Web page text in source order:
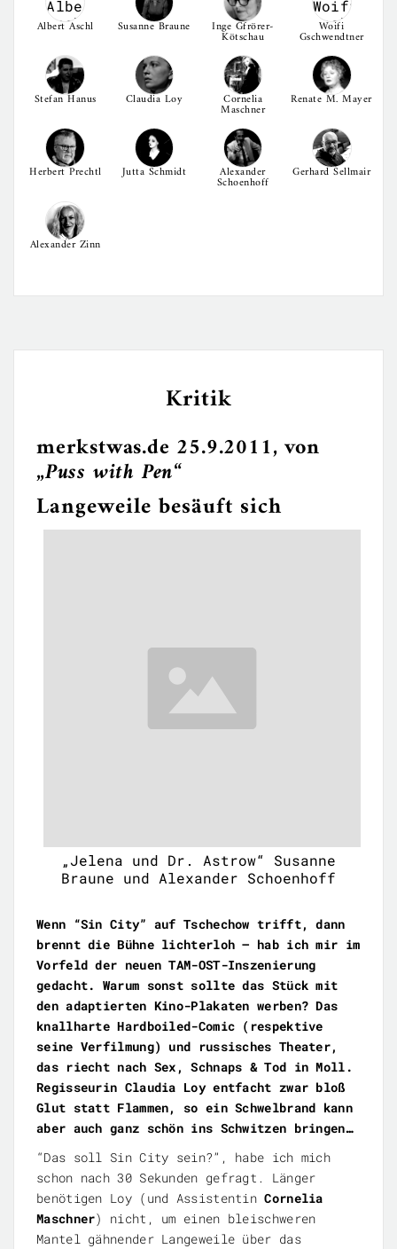
Albert Aschl Susanne Braune Inge Gfrörer-
Kötschau
Woifi
Gschwendtner
Stefan Hanus Claudia Loy Cornelia
Maschner
Renate M. Mayer
Herbert Prechtl Jutta Schmidt Alexander
Schoenhoff
Gerhard Sellmair
Alexander Zinn
Kritik
merkstwas.de 25.9.2011, von
„Puss with Pen“
Langeweile besäuft sich
„Jelena und Dr. Astrow“ Susanne
Braune und Alexander Schoenhoff
Wenn “Sin City” auf Tschechow trifft, dann
brennt die Bühne lichterloh – hab ich mir im
Vorfeld der neuen TAM-OST-Inszenierung
gedacht. Warum sonst sollte das Stück mit
den adaptierten Kino-Plakaten werben? Das
knallharte Hardboiled-Comic (respektive
seine Verfilmung) und russisches Theater,
das riecht nach Sex, Schnaps & Tod in Moll.
Regisseurin Claudia Loy entfacht zwar bloß
Glut statt Flammen, so ein Schwelbrand kann
aber auch ganz schön ins Schwitzen bringen…
“Das soll Sin City sein?”, habe ich mich
schon nach 30 Sekunden gefragt. Länger
benötigen Loy (und Assistentin Cornelia
Maschner) nicht, um einen bleischweren
Mantel gähnender Langeweile über das